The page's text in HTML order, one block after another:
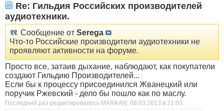
Re: Гильдия Российских производителей
аудиотехники.
Сообщение от Serega
Что-то Российские производители аудиотехники не
проявляют активности на форуме.
Просто все, затаив дыхание, наблюдают, как покупатели
создают Гильдию Производителей...
Если бы к процессу присоединился Жванецкий или
поручик Ржевский - дело бы пошло как по маслу.
Последний раз редактировалось MARKAN; 08.03.2013 в 21:03.